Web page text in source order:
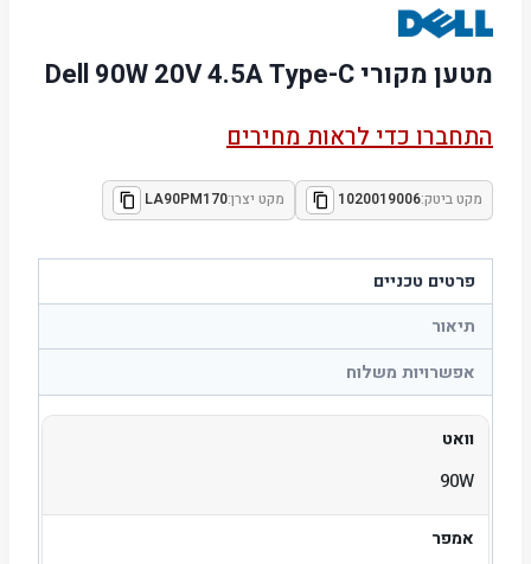
מטען מקורי Dell 90W 20V 4.5A Type-C
התחברו כדי לראות מחירים
מקט ביטק:1020019006 מקט יצרן:LA90PM170
פרטים טכניים
תיאור
אפשרויות משלוח
וואט
90W
אמפר